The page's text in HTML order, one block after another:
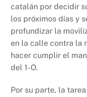
catalán por decidir
los próximos días y
profundizar la
en la calle contra la
hacer cumplir el
del 1-O.
Por su parte, la